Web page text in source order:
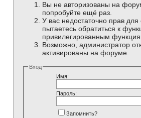
Вы не авторизованы на
попробуйте ещё раз.
У вас недостаточно прав
пытаетесь обратиться к
привилегированным
Возможно, администратор
активированы на форуме.
Вход
Имя:
Пароль:
Запомнить?